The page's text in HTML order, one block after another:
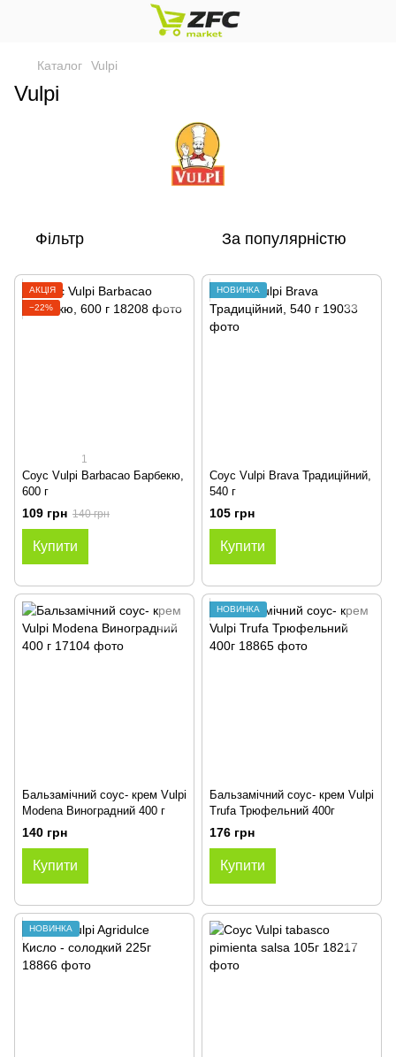
Каталог Vulpi
Vulpi
Фільтр За популярністю
АКЦІЯ
−22%
1
Соус Vulpi Barbacao Барбекю,
600 г
109 грн 140 грн
Купити
НОВИНКА
Соус Vulpi Brava Традиційний,
540 г
105 грн
Купити
Бальзамічний соус- крем Vulpi
Modena Виноградний 400 г
140 грн
Купити
НОВИНКА
Бальзамічний соус- крем Vulpi
Trufa Трюфельний 400г
176 грн
Купити
НОВИНКА